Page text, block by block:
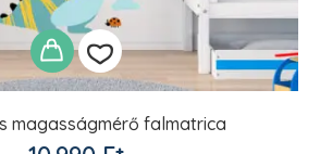
magasságmérő falmatrica
Kedvencekhez